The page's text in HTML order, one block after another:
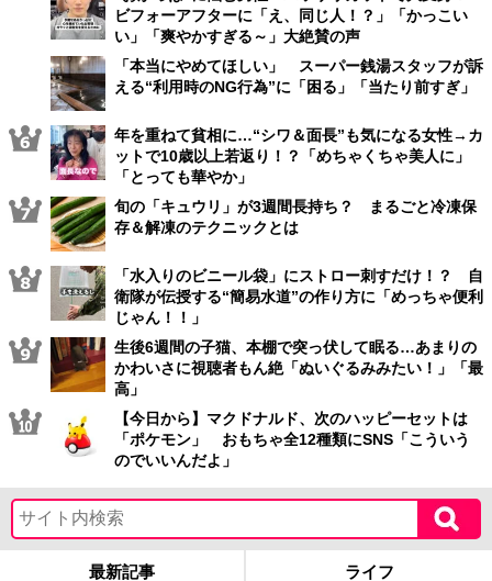
ビフォーアフターに「え、同じ人！？」「かっこい
い」「爽やかすぎる～」大絶賛の声
「本当にやめてほしい」 スーパー銭湯スタッフが訴
える“利用時のNG行為”に「困る」「当たり前すぎ」
年を重ねて貧相に…“シワ＆面長”も気になる女性→カ
ットで10歳以上若返り！？「めちゃくちゃ美人に」
「とっても華やか」
旬の「キュウリ」が3週間長持ち？ まるごと冷凍保
存＆解凍のテクニックとは
「水入りのビニール袋」にストロー刺すだけ！？ 自
衛隊が伝授する“簡易水道”の作り方に「めっちゃ便利
じゃん！！」
生後6週間の子猫、本棚で突っ伏して眠る…あまりの
かわいさに視聴者もん絶「ぬいぐるみみたい！」「最
高」
【今日から】マクドナルド、次のハッピーセットは
「ポケモン」 おもちゃ全12種類にSNS「こういう
のでいいんだよ」
最新記事 ライフ